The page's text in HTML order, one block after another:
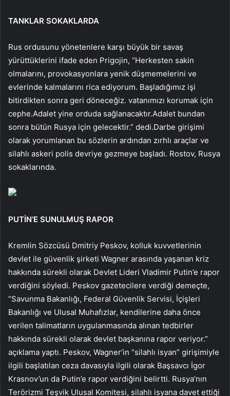
TANKLAR SOKAKLARDA
Rus ordusunu yönetenlere karşı büyük bir savaş
yürüttüklerini ifade eden Prigojin, “Herkesten sakin
olmalarını, provokasyonlara yenik düşmemelerini ve
evlerinde kalmalarını rica ediyorum. Başladığımız işi
bitirdikten sonra geri döneceğiz. vatanımızı korumak için
cephe.Adalet yine orduda sağlanacaktır.Adalet bundan
sonra bütün Rusya için gelecektir.” dedi.Darbe girişimi
olarak yorumlanan bu sözlerin ardından zırhlı araçlar ve
silahlı askeri polis devriye gezmeye başladı. Rostov, Rusya
sokaklarında.
PUTİN’E SUNULMUŞ RAPOR
Kremlin Sözcüsü Dmitriy Peskov, kolluk kuvvetlerinin
devlet ile güvenlik şirketi Wagner arasında yaşanan kriz
hakkında sürekli olarak Devlet Lideri Vladimir Putin’e rapor
verdiğini söyledi. Peskov gazetecilere verdiği demeçte,
“Savunma Bakanlığı, Federal Güvenlik Servisi, İçişleri
Bakanlığı ve Ulusal Muhafızlar, kendilerine daha önce
verilen talimatların uygulanmasında alınan tedbirler
hakkında sürekli olarak devlet başkanına rapor veriyor.”
açıklama yaptı. Peskov, Wagner’in “silahlı isyan” girişimiyle
ilgili başlatılan ceza davasıyla ilgili olarak Başsavcı İgor
Krasnov’un da Putin’e rapor verdiğini belirtti. Rusya’nın
Terörizmi Teşvik Ulusal Komitesi, silahlı isyana davet ettiği